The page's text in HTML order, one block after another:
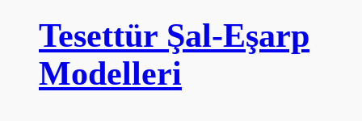
Tesettür Şal-Eşarp
Modelleri